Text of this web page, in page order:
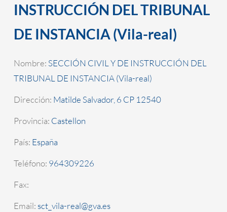
INSTRUCCIÓN DEL TRIBUNAL
DE INSTANCIA (Vila-real)
Nombre: SECCIÓN CIVIL Y DE INSTRUCCIÓN DEL
TRIBUNAL DE INSTANCIA (Vila-real)
Dirección: Matilde Salvador, 6 CP 12540
Provincia: Castellon
País: España
Teléfono: 964309226
Fax:
Email: sct_vila-real@gva.es